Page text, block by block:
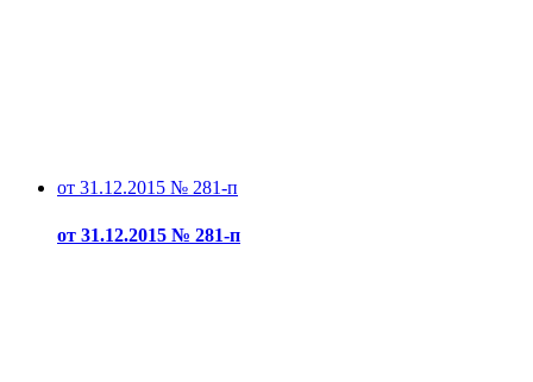
от 31.12.2015 № 281-п
от 31.12.2015 № 281-п